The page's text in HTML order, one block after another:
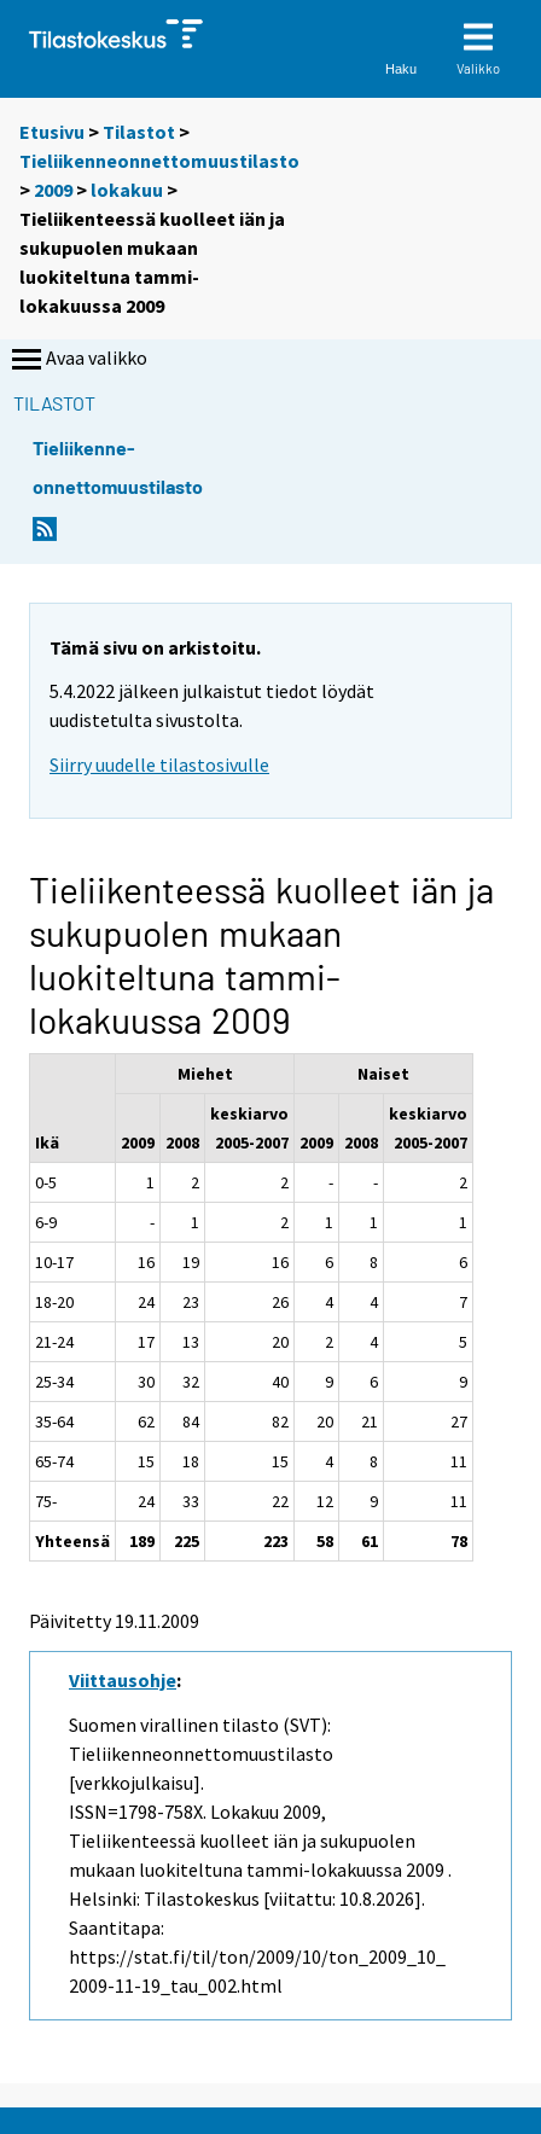
Haku Valikko
Etusivu > Tilastot >
Tieliikenneonnettomuustilasto
> 2009> lokakuu >
Tieliikenteessä kuolleet iän ja
sukupuolen mukaan
luokiteltuna tammi-
lokakuussa 2009
Avaa valikko
TILASTOT
Tieliikenne-
onnettomuustilasto
Tämä sivu on arkistoitu.
5.4.2022 jälkeen julkaistut tiedot löydät
uudistetulta sivustolta.
Siirry uudelle tilastosivulle
Tieliikenteessä kuolleet iän ja
sukupuolen mukaan
luokiteltuna tammi-
lokakuussa 2009
Ikä
Miehet Naiset
2009 2008
keskiarvo
2005-2007 2009 2008
keskiarvo
2005-2007
0-5
1 2 2 - -
2
6-9
- 1 2 1 1
1
10-17
16 19 16 6 8
6
18-20
24 23 26 4 4
7
21-24
17 13 20 2 4
5
25-34
30 32 40 9 6
9
35-64
62 84 82 20 21
27
65-74
15 18 15 4 8
11
75-
24 33 22 12 9
11
Yhteensä
189 225 223 58 61 78
Päivitetty19.11.2009
Viittausohje:
Suomen virallinen tilasto (SVT):
Tieliikenneonnettomuustilasto
[verkkojulkaisu].
ISSN=1798-758X. Lokakuu 2009,
Tieliikenteessä kuolleet iän ja sukupuolen
mukaan luokiteltuna tammi-lokakuussa 2009 .
Helsinki: Tilastokeskus [viitattu: 10.8.2026].
Saantitapa:
https://stat.fi/til/ton/2009/10/ton_2009_10_
2009-11-19_tau_002.html